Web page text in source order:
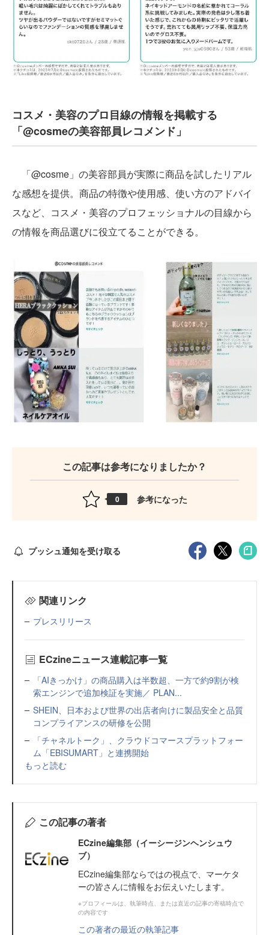
コスメ・美容のプロ目線の情報を掲載する
「@cosmeの美容部員レコメンド」
「@cosme」の美容部員が実際に商品を試したリアル
な感想を提供。商品の特徴や使用感、使い方のアドバイ
スなど、コスメ・美容のプロフェッショナルの目線から
の情報を商品選びに役立てることができる。
この記事は参考になりましたか？
0 参考になった
プッシュ通知を受け取る
関連リンク
プレスリリース
ECzineニュース連載記事一覧
「AIきっかけ」の商品購入は半数超、一方で約9割が検
索エンジンで追加検証を実施／ PLAN...
SHEIN、日本および世界の出店者向けに製品安全と品質
コンプライアンスの研修を公開
「チャネルトーク」、クラウドコマースプラットフォー
ム「EBISUMART」と連携開始
もっと読む
この記事の著者
ECzine編集部（イーシージンヘンシュウ
ブ）
ECzine編集部ならではの視点で、マーケタ
ーの皆さんに情報をお伝えいたします。
※プロフィールは、執筆時点、または直近の記事の寄稿時点で
の内容です
この著者の最近の執筆記事